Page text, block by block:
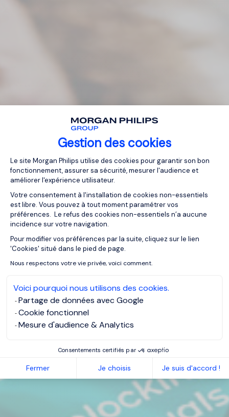
Gestion des cookies
Plateforme de Gestion du
Le site Morgan Philips utilise des cookies pour garantir son bon
fonctionnement, assurer sa sécurité, mesurer l'audience et
améliorer l'expérience utilisateur.
Votre consentement à l'installation de cookies non-essentiels
est libre. Vous pouvez à tout moment paramétrer vos
préférences. Le refus des cookies non-essentiels n’a aucune
incidence sur votre navigation.
Pour modifier vos préférences par la suite, cliquez sur le lien
'Cookies' situé dans le pied de page.
Nous respectons votre vie privée, voici comment.
Voici pourquoi nous utilisons des cookies.
Partage de données avec Google
Cookie fonctionnel
Mesure d'audience & Analytics
Consentements certifiés par
Fermer Je choisis Je suis d'accord !
Axeptio consent